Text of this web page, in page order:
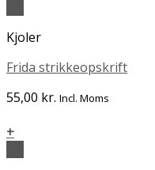
Kjoler
Frida strikkeopskrift
55,00 kr. Incl. Moms
+